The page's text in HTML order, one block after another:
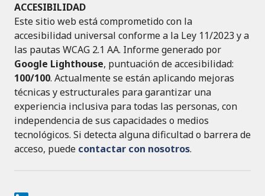
ACCESIBILIDAD
Este sitio web está comprometido con la
accesibilidad universal conforme a la Ley 11/2023 y a
las pautas WCAG 2.1 AA. Informe generado por
Google Lighthouse, puntuación de accesibilidad:
100/100. Actualmente se están aplicando mejoras
técnicas y estructurales para garantizar una
experiencia inclusiva para todas las personas, con
independencia de sus capacidades o medios
tecnológicos. Si detecta alguna dificultad o barrera de
acceso, puede contactar con nosotros.